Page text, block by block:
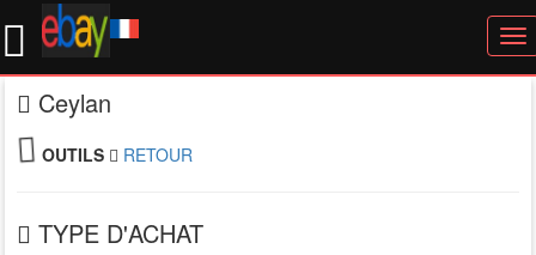
Ceylan
OUTILS RETOUR
TYPE D'ACHAT